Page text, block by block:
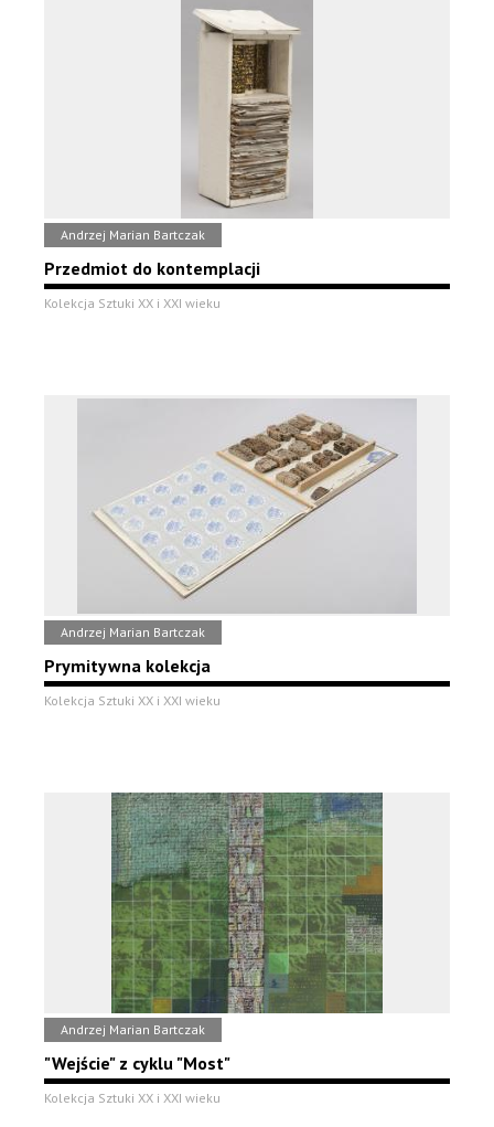
Andrzej Marian Bartczak
Przedmiot do kontemplacji
Kolekcja Sztuki XX i XXI wieku
Andrzej Marian Bartczak
Prymitywna kolekcja
Kolekcja Sztuki XX i XXI wieku
Andrzej Marian Bartczak
"Wejście" z cyklu "Most"
Kolekcja Sztuki XX i XXI wieku